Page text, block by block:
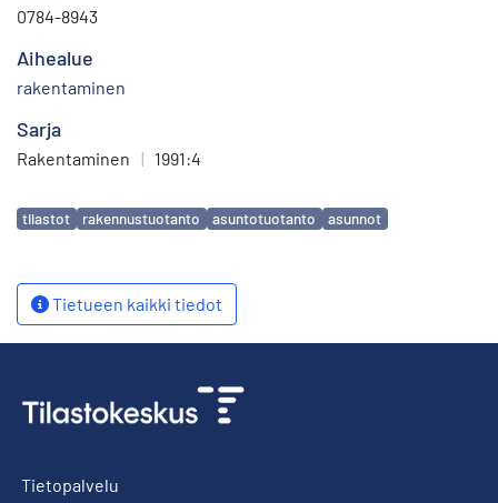
0784-8943
Aihealue
rakentaminen
Sarja
Rakentaminen | 1991:4
Avainsanat
tilastot rakennustuotanto asuntotuotanto asunnot
Tietueen kaikki tiedot
Tietopalvelu